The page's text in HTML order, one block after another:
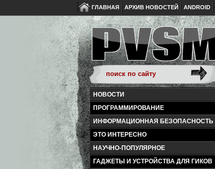
ГЛАВНАЯ АРХИВ НОВОСТЕЙ ANDROID
НОВОСТИ
ПРОГРАММИРОВАНИЕ
ИНФОРМАЦИОННАЯ БЕЗОПАСНОСТЬ
ЭТО ИНТЕРЕСНО
НАУЧНО-ПОПУЛЯРНОЕ
ГАДЖЕТЫ И УСТРОЙСТВА ДЛЯ ГИКОВ